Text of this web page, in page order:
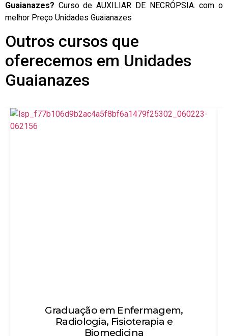
Guaianazes? Curso de AUXILIAR DE NECRÓPSIA. com o
melhor Preço Unidades Guaianazes
Outros cursos que
oferecemos em Unidades
Guaianazes
Técnico em Enfermagem
Objetivo: Habilitar técnicos de enfermagem